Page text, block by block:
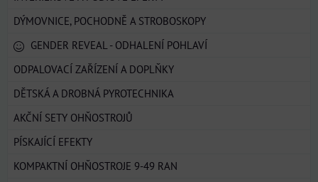
DÝMOVNICE, POCHODNĚ A STROBOSKOPY
GENDER REVEAL - ODHALENÍ POHLAVÍ
ODPALOVACÍ ZAŘÍZENÍ A DOPLŇKY
DĚTSKÁ A DROBNÁ PYROTECHNIKA
AKČNÍ SETY OHŇOSTROJŮ
PÍSKAJÍCÍ EFEKTY
KOMPAKTNÍ OHŇOSTROJE 9-49 RAN